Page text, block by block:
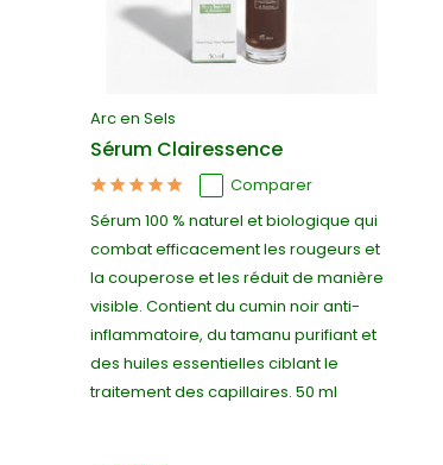
Arc en Sels
Sérum Clairessence
Comparer
Sérum 100 % naturel et biologique qui
combat efficacement les rougeurs et
la couperose et les réduit de manière
visible. Contient du cumin noir anti-
inflammatoire, du tamanu purifiant et
des huiles essentielles ciblant le
traitement des capillaires. 50 ml